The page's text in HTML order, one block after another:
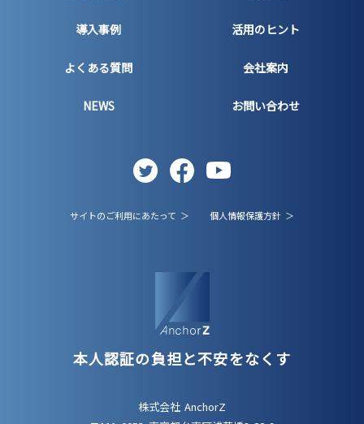
導入事例 活用のヒント
よくある質問 会社案内
NEWS お問い合わせ
サイトのご利用にあたって ＞ 個人情報保護方針 ＞
本人認証の負担と不安をなくす
株式会社 AnchorZ